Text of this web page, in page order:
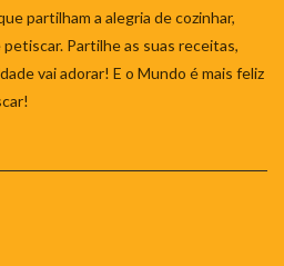
partilham a alegria de cozinhar,
Partilhe as suas receitas,
vai adorar! E o Mundo é mais feliz